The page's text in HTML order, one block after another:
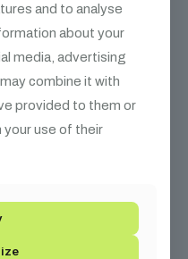
and to analyse
about your
media, advertising
combine it with
provided to them or
your use of their